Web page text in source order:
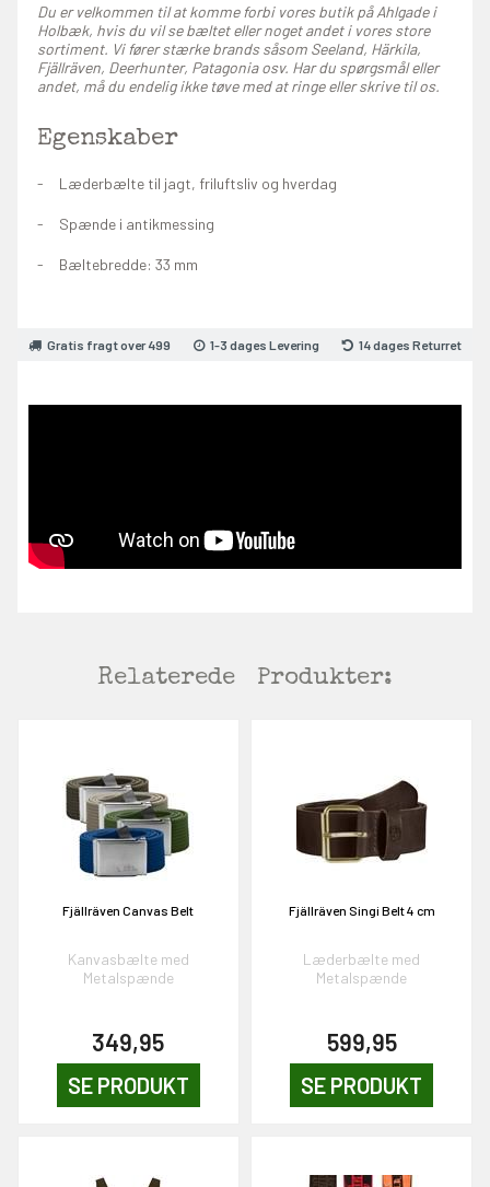
Du er velkommen til at komme forbi vores butik på Ahlgade i
Holbæk, hvis du vil se bæltet eller noget andet i vores store
sortiment. Vi fører stærke brands såsom Seeland, Härkila,
Fjällräven, Deerhunter, Patagonia osv. Har du spørgsmål eller
andet, må du endelig ikke tøve med at ringe eller skrive til os.
Egenskaber
Læderbælte til jagt, friluftsliv og hverdag
Spænde i antikmessing
Bæltebredde: 33 mm
Gratis fragt over 499 1-3 dages Levering 14 dages Returret
Relaterede Produkter:
Fjällräven Canvas Belt
Kanvasbælte med
Metalspænde
349,95
SE PRODUKT
Fjällräven Singi Belt 4 cm
Læderbælte med
Metalspænde
599,95
SE PRODUKT
PÅ